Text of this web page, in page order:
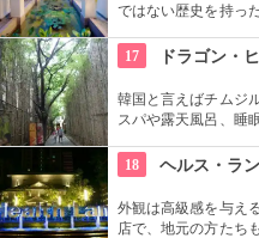
ではない歴史を持っ
です。
17 ドラゴン・
韓国と言えばチムジ
スパや露天風呂、睡
やゴルフ練習場、マ
スポットがあるので
18 ヘルス・ラ
外観は高級感を与え
店で、地元の方たち